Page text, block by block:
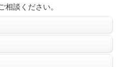
談ください。